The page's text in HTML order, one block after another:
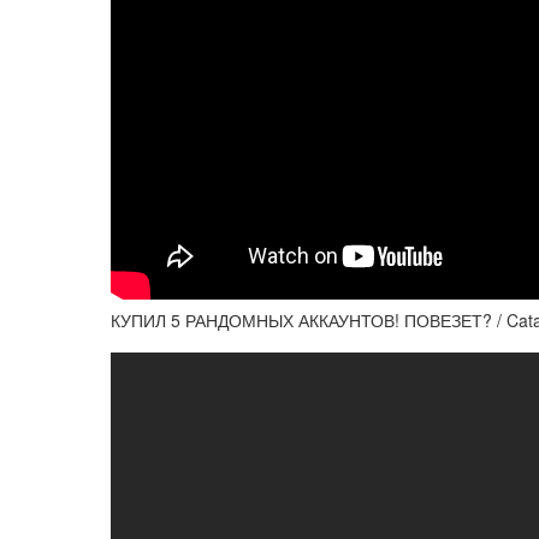
КУПИЛ 5 РАНДОМНЫХ АККАУНТОВ! ПОВЕЗЕТ? /